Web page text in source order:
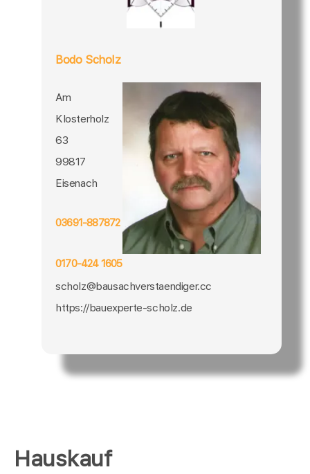
Hauskauf
Bodo Scholz
Am
Klosterholz
63
99817
Eisenach
03691-887872
0170-424 1605
scholz@bausachverstaendiger.cc
https://bauexperte-scholz.de